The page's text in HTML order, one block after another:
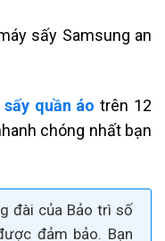
sấy Samsung an
quần áo trên 12
chóng nhất bạn
đài của Bảo trì số
đảm bảo. Bạn